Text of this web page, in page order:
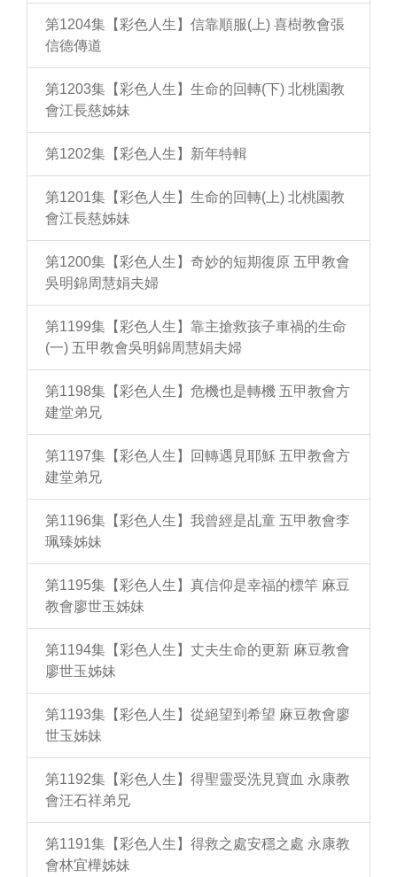
第1204集【彩色人生】信靠順服(上) 喜樹教會張
信德傳道
第1203集【彩色人生】生命的回轉(下) 北桃園教
會江長慈姊妹
第1202集【彩色人生】新年特輯
第1201集【彩色人生】生命的回轉(上) 北桃園教
會江長慈姊妹
第1200集【彩色人生】奇妙的短期復原 五甲教會
吳明錦周慧娟夫婦
第1199集【彩色人生】靠主搶救孩子車禍的生命
(一) 五甲教會吳明錦周慧娟夫婦
第1198集【彩色人生】危機也是轉機 五甲教會方
建堂弟兄
第1197集【彩色人生】回轉遇見耶穌 五甲教會方
建堂弟兄
第1196集【彩色人生】我曾經是乩童 五甲教會李
珮臻姊妹
第1195集【彩色人生】真信仰是幸福的標竿 麻豆
教會廖世玉姊妹
第1194集【彩色人生】丈夫生命的更新 麻豆教會
廖世玉姊妹
第1193集【彩色人生】從絕望到希望 麻豆教會廖
世玉姊妹
第1192集【彩色人生】得聖靈受洗見寶血 永康教
會汪石祥弟兄
第1191集【彩色人生】得救之處安穩之處 永康教
會林宜樺姊妹